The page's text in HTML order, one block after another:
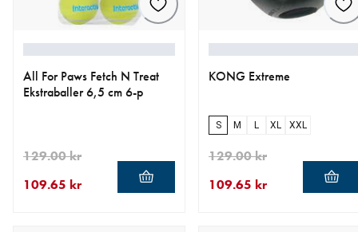
All For Paws Fetch N Treat
Ekstraballer 6,5 cm 6-p
109.65 kr
129.00 kr
KONG Extreme
S M L XL XXL
109.65 kr
129.00 kr